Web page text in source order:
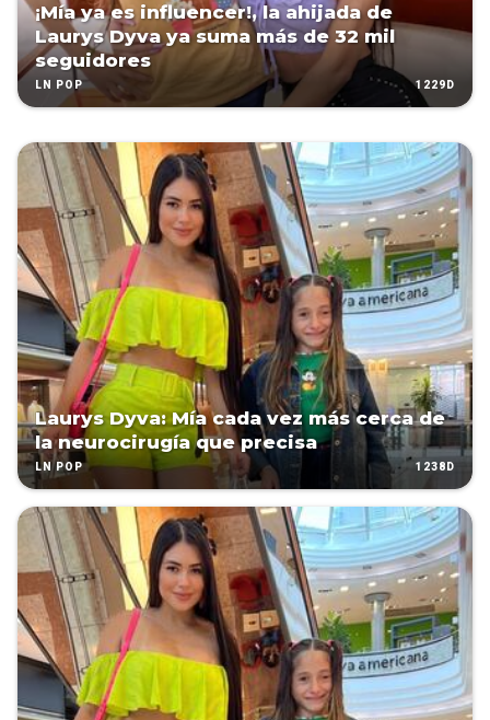
¡Mía ya es influencer!, la ahijada de
Laurys Dyva ya suma más de 32 mil
seguidores
LN POP 1229D
Laurys Dyva: Mía cada vez más cerca de
la neurocirugía que precisa
LN POP 1238D